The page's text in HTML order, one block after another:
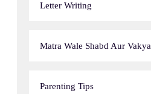
Letter Writing
Matra Wale Shabd Aur Vakya
Parenting Tips